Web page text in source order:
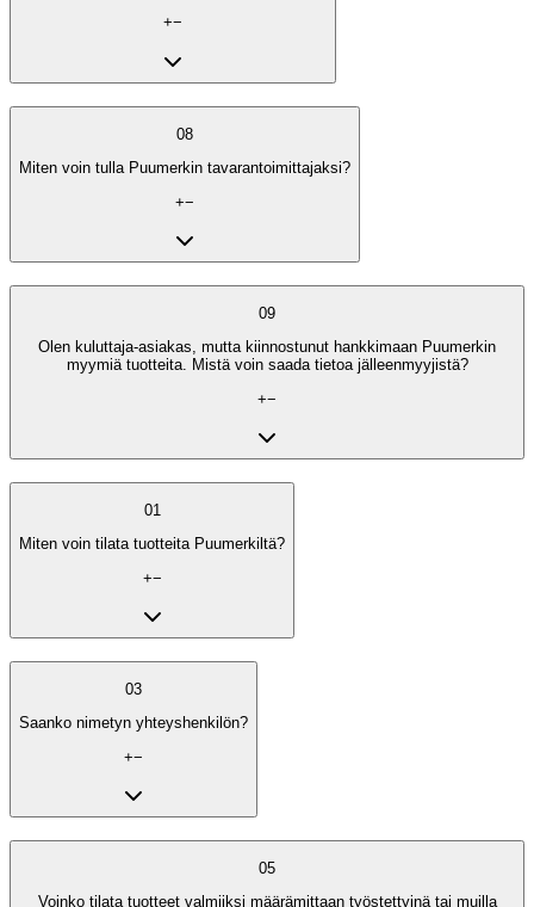
+−
08
Miten voin tulla Puumerkin tavarantoimittajaksi?
+−
09
Olen kuluttaja-asiakas, mutta kiinnostunut hankkimaan Puumerkin
myymiä tuotteita. Mistä voin saada tietoa jälleenmyyjistä?
+−
01
Miten voin tilata tuotteita Puumerkiltä?
+−
03
Saanko nimetyn yhteyshenkilön?
+−
05
Voinko tilata tuotteet valmiiksi määrämittaan työstettyinä tai muilla